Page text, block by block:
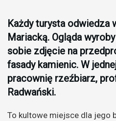
Każdy turysta odwiedza
Mariacką. Ogląda
sobie zdjęcie na
fasady kamienic. W
pracownię rzeźbiarz,
Radwański.
To kultowe miejsce dla jego